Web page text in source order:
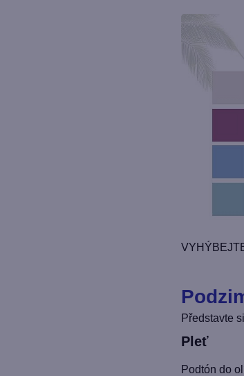
Představte
Pleť
Podtón do